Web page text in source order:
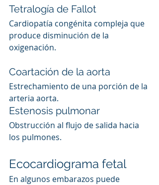
Tetralogía de Fallot
Cardiopatía congénita compleja que
produce disminución de la
oxigenación.
Coartación de la aorta
Estrechamiento de una porción de la
arteria aorta.
Estenosis pulmonar
Obstrucción al flujo de salida hacia
los pulmones.
Ecocardiograma fetal
En algunos embarazos puede